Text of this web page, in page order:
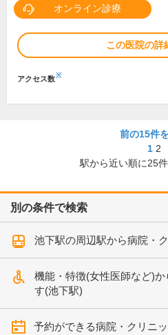
オンライン診療
この医院の詳
アクセス数※
前の15件
1 2
駅から近い順に25件
別の条件で検索
池下駅の周辺駅から病院・
機能・特徴(女性医師など)
す(池下駅)
予約ができる病院・クリニ